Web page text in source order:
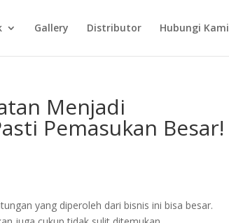
Gallery Distributor Hubungi Kami
Menjadi
Pemasukan Besar!
yang diperoleh dari bisnis ini bisa besar.